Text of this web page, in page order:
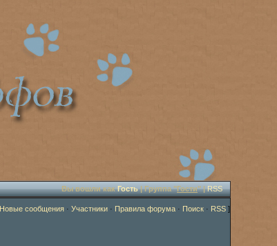
Вы вошли какГость| Группа "Гости" |RSS
Новые сообщения · Участники · Правила форума · Поиск · RSS ]